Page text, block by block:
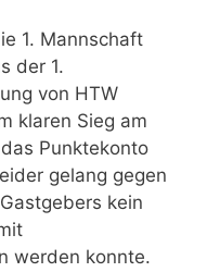
1. Mannschaft
der 1.
von HTW
klaren Sieg am
Punktekonto
gelang gegen
kein
werden konnte.